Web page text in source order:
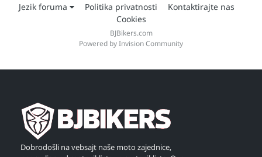
Jezik foruma Politika privatnosti
Kontaktirajte nas
Cookies
BJBikers.com
Powered by Invision Community
Dobrodošli na vebsajt naše moto zajednice,